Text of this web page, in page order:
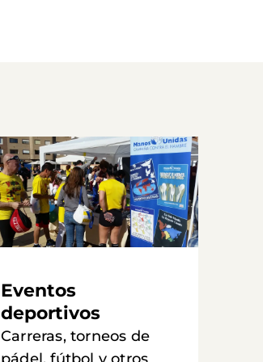
Eventos
deportivos
Carreras, torneos de